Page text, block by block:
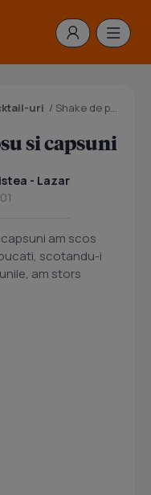
uri / Shake de pepene rosu si capsuni
si capsuni
- Lazar
am scos
scotandu-i
am stors